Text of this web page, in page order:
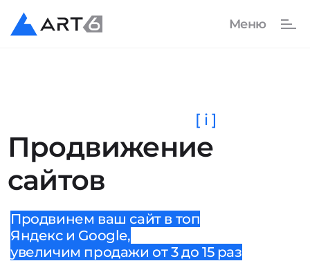
Продвижение
сайтов
[ i ]
Продвинем ваш сайт в топ
Яндекс и Google,
увеличим продажи от 3 до 15 раз